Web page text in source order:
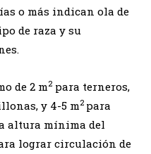
o más indican ola de
de raza y su
de 2 m2 para terneros,
y 4-5 m2 para
altura mínima del
lograr circulación de